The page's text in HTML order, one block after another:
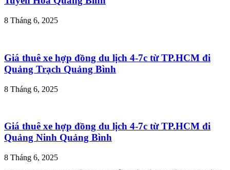
8 Tháng 6, 2025
Giá thuê xe hợp đồng du lịch 4-7c từ TP.HCM đi
Quảng Trạch Quảng Bình
8 Tháng 6, 2025
Giá thuê xe hợp đồng du lịch 4-7c từ TP.HCM đi
Quảng Ninh Quảng Bình
8 Tháng 6, 2025